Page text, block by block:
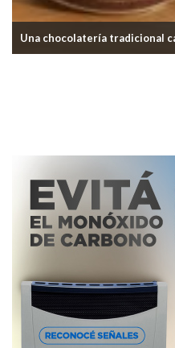
Una chocolatería tradicional